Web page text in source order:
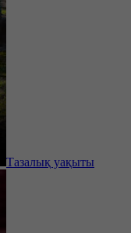
Тазалық уақыты